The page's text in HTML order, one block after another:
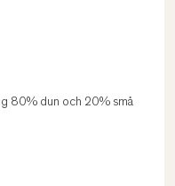
80% dun och 20% små